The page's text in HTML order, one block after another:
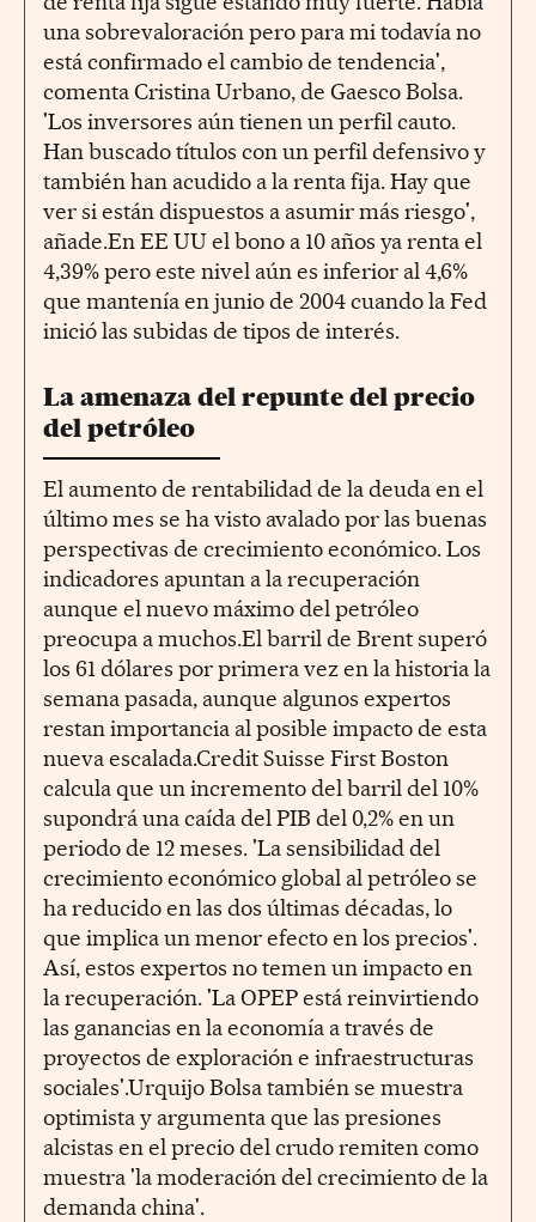
una sobrevaloración pero para mi todavía no
está confirmado el cambio de tendencia',
comenta Cristina Urbano, de Gaesco Bolsa.
'Los inversores aún tienen un perfil cauto.
Han buscado títulos con un perfil defensivo y
también han acudido a la renta fija. Hay que
ver si están dispuestos a asumir más riesgo',
añade.En EE UU el bono a 10 años ya renta el
4,39% pero este nivel aún es inferior al 4,6%
que mantenía en junio de 2004 cuando la Fed
inició las subidas de tipos de interés.
La amenaza del repunte del precio
del petróleo
El aumento de rentabilidad de la deuda en el
último mes se ha visto avalado por las buenas
perspectivas de crecimiento económico. Los
indicadores apuntan a la recuperación
aunque el nuevo máximo del petróleo
preocupa a muchos.El barril de Brent superó
los 61 dólares por primera vez en la historia la
semana pasada, aunque algunos expertos
restan importancia al posible impacto de esta
nueva escalada.Credit Suisse First Boston
calcula que un incremento del barril del 10%
supondrá una caída del PIB del 0,2% en un
periodo de 12 meses. 'La sensibilidad del
crecimiento económico global al petróleo se
ha reducido en las dos últimas décadas, lo
que implica un menor efecto en los precios'.
Así, estos expertos no temen un impacto en
la recuperación. 'La OPEP está reinvirtiendo
las ganancias en la economía a través de
proyectos de exploración e infraestructuras
sociales'.Urquijo Bolsa también se muestra
optimista y argumenta que las presiones
alcistas en el precio del crudo remiten como
muestra 'la moderación del crecimiento de la
demanda china'.